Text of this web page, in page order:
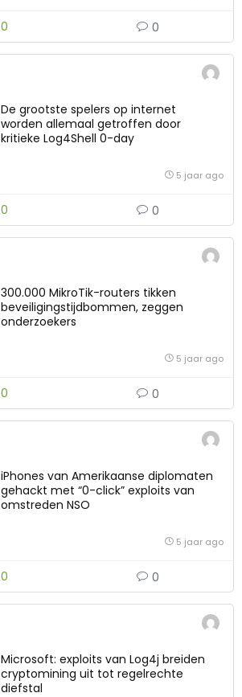
0 0
De grootste spelers op internet
worden allemaal getroffen door
kritieke Log4Shell 0-day
5 jaar ago
0 0
300.000 MikroTik-routers tikken
beveiligingstijdbommen, zeggen
onderzoekers
5 jaar ago
0 0
iPhones van Amerikaanse diplomaten
gehackt met “0-click” exploits van
omstreden NSO
5 jaar ago
0 0
Microsoft: exploits van Log4j breiden
cryptomining uit tot regelrechte
diefstal